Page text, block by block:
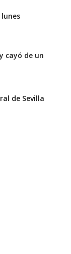
cayó de un
de Sevilla